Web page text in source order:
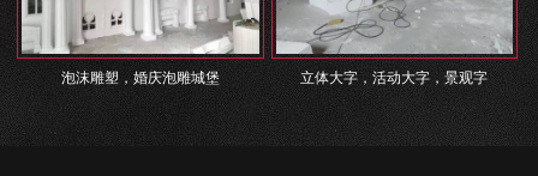
泡沫雕塑，婚庆泡雕城堡 立体大字，活动大字，景观字